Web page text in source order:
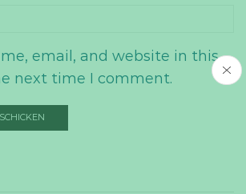
email, and website in this
next time I comment.